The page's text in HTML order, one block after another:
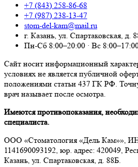
+7 (843) 258-86-68
+7 (987) 238-13-47
stom-del-kam@mail.ru
г. Казань, ул. Спартаковская, д.
Пн-Сб 8:00–20:00 · Вс
Сайт носит информационный
условиях не является публичной
положениями статьи 437 ГК РФ.
врач называет после осмотра.
Имеются противопоказания,
специалиста.
ООО «Стоматология «Дель Кам»»,
1141690093192, юр. адрес: 420049,
Казань, ул. Спартаковская, д. 88Б.